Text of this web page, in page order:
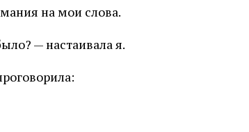
на мои слова.
— настаивала я.